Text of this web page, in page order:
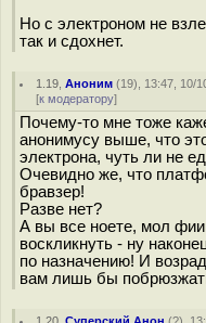
Но с электроном не
так и сдохнет.
1.19 ,Аноним (19), 13:47, 10/
[к модератору]
Почему-то мне тоже
анонимусу выше, что
электрона, чуть ли не
Очевидно же, что
бравзер!
Разве нет?
А вы все ноете, мол
воскликнуть - ну
по назначению! И
вам лишь бы